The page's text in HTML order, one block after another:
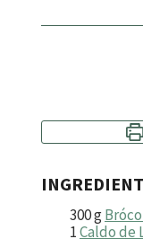
300g
1Caldo de